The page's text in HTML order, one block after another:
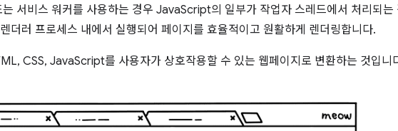
서비스 워커를 사용하는 경우 JavaScript의 일부가 작업자 스레드에서 처리되는
더러 프로세스 내에서 실행되어 페이지를 효율적이고 원활하게 렌더링합니다.
CSS, JavaScript를 사용자가 상호작용할 수 있는 웹페이지로 변환하는 것입니